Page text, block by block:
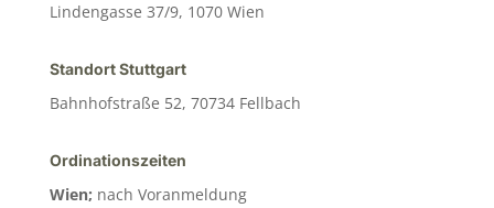
Lindengasse 37/9, 1070 Wien
Standort Stuttgart
Bahnhofstraße 52, 70734 Fellbach
Ordinationszeiten
Wien; nach Voranmeldung